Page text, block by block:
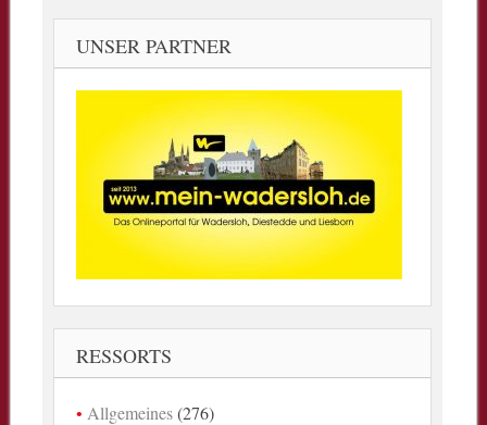
UNSER PARTNER
RESSORTS
Allgemeines(276)